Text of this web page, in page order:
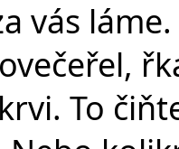
vás
To